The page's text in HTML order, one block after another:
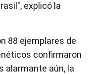
explicó la
88 ejemplares de
confirmaron
alarmante aún, la